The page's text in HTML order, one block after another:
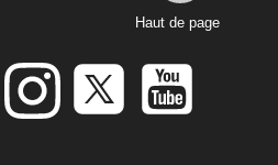
Haut de page